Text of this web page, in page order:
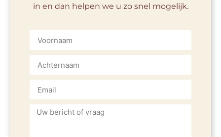
in en dan helpen we u zo snel mogelijk.